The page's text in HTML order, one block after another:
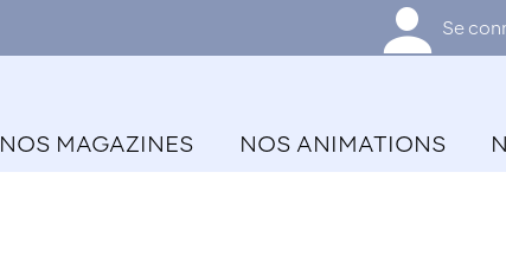
Se
NOS MAGAZINES NOS ANIMATIONS